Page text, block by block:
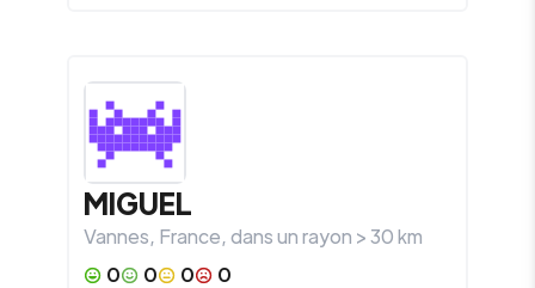
MIGUEL
Vannes, France, dans un rayon >30km
0
0 0
0